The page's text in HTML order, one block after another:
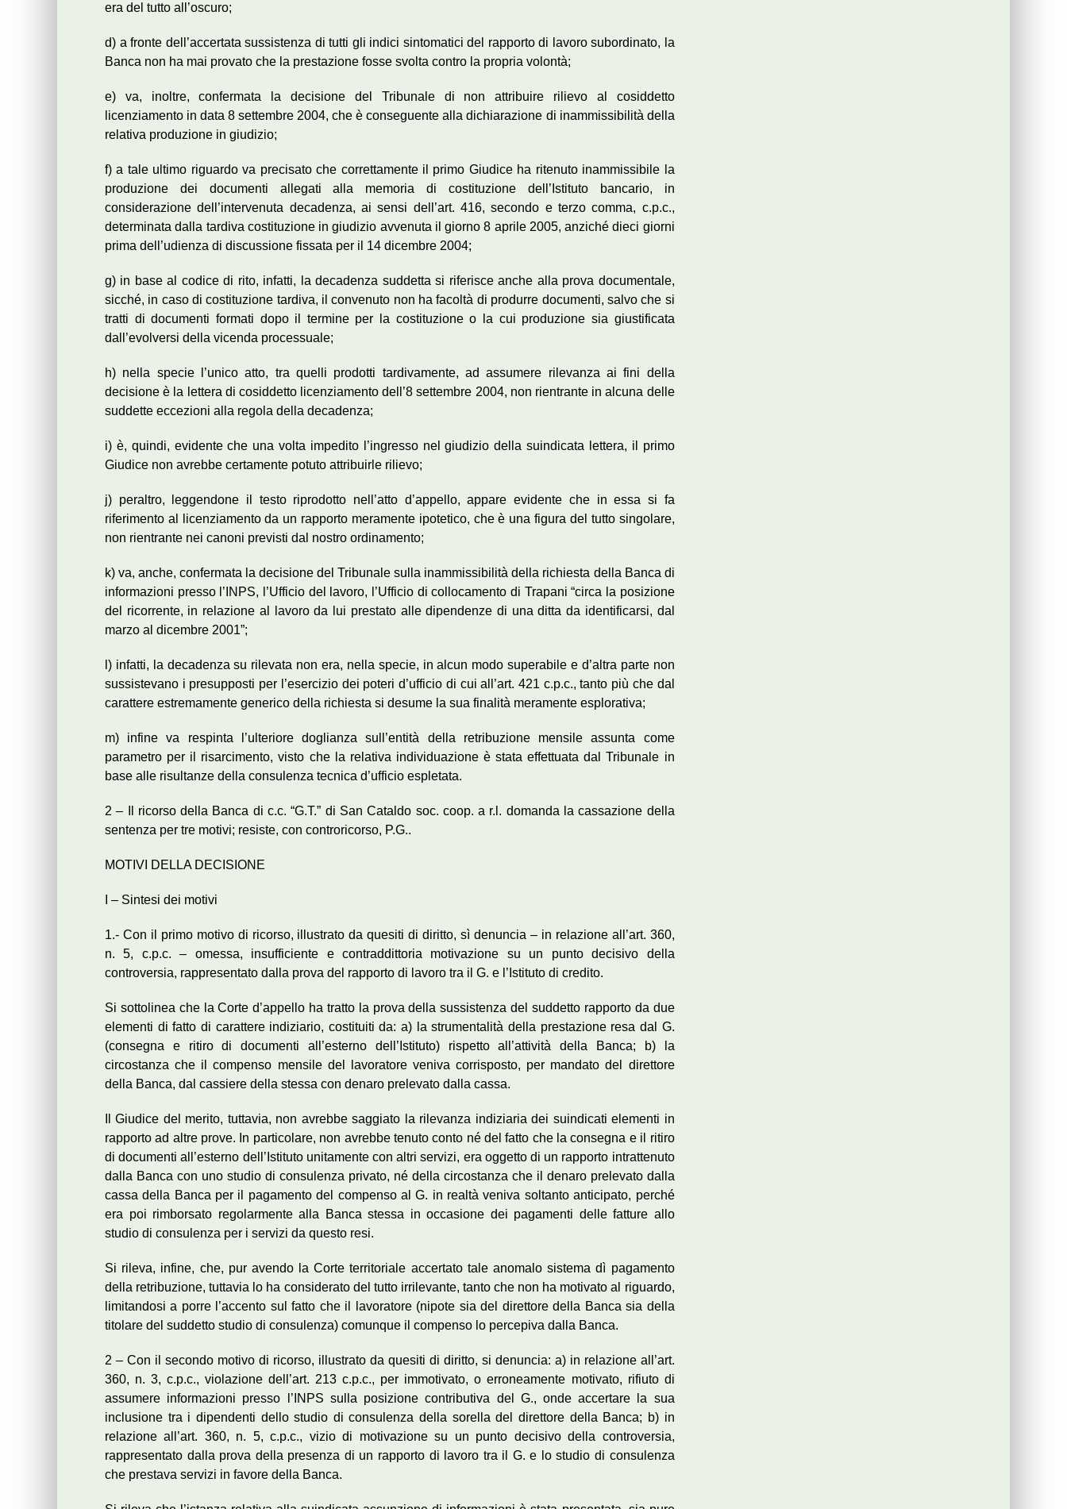
era del tutto all’oscuro;
d) a fronte dell’accertata sussistenza di tutti gli indici sintomatici del rapporto di lavoro subordinato, la
Banca non ha mai provato che la prestazione fosse svolta contro la propria volontà;
e) va, inoltre, confermata la decisione del Tribunale di non attribuire rilievo al cosiddetto
licenziamento in data 8 settembre 2004, che è conseguente alla dichiarazione di inammissibilità della
relativa produzione in giudizio;
f) a tale ultimo riguardo va precisato che correttamente il primo Giudice ha ritenuto inammissibile la
produzione dei documenti allegati alla memoria di costituzione dell’Istituto bancario, in
considerazione dell’intervenuta decadenza, ai sensi dell’art. 416, secondo e terzo comma, c.p.c.,
determinata dalla tardiva costituzione in giudizio avvenuta il giorno 8 aprile 2005, anziché dieci giorni
prima dell’udienza di discussione fissata per il 14 dicembre 2004;
g) in base al codice di rito, infatti, la decadenza suddetta si riferisce anche alla prova documentale,
sicché, in caso di costituzione tardiva, il convenuto non ha facoltà di produrre documenti, salvo che si
tratti di documenti formati dopo il termine per la costituzione o la cui produzione sia giustificata
dall’evolversi della vicenda processuale;
h) nella specie l’unico atto, tra quelli prodotti tardivamente, ad assumere rilevanza ai fini della
decisione è la lettera di cosiddetto licenziamento dell’8 settembre 2004, non rientrante in alcuna delle
suddette eccezioni alla regola della decadenza;
i) è, quindi, evidente che una volta impedito l’ingresso nel giudizio della suindicata lettera, il primo
Giudice non avrebbe certamente potuto attribuirle rilievo;
j) peraltro, leggendone il testo riprodotto nell’atto d’appello, appare evidente che in essa si fa
riferimento al licenziamento da un rapporto meramente ipotetico, che è una figura del tutto singolare,
non rientrante nei canoni previsti dal nostro ordinamento;
k) va, anche, confermata la decisione del Tribunale sulla inammissibilità della richiesta della Banca di
informazioni presso l’INPS, l’Ufficio del lavoro, l’Ufficio di collocamento di Trapani “circa la posizione
del ricorrente, in relazione al lavoro da lui prestato alle dipendenze di una ditta da identificarsi, dal
marzo al dicembre 2001”;
l) infatti, la decadenza su rilevata non era, nella specie, in alcun modo superabile e d’altra parte non
sussistevano i presupposti per l’esercizio dei poteri d’ufficio di cui all’art. 421 c.p.c., tanto più che dal
carattere estremamente generico della richiesta si desume la sua finalità meramente esplorativa;
m) infine va respinta l’ulteriore doglianza sull’entità della retribuzione mensile assunta come
parametro per il risarcimento, visto che la relativa individuazione è stata effettuata dal Tribunale in
base alle risultanze della consulenza tecnica d’ufficio espletata.
2 – Il ricorso della Banca di c.c. “G.T.” di San Cataldo soc. coop. a r.l. domanda la cassazione della
sentenza per tre motivi; resiste, con controricorso, P.G..
MOTIVI DELLA DECISIONE
I – Sintesi dei motivi
1.- Con il primo motivo di ricorso, illustrato da quesiti di diritto, sì denuncia – in relazione all’art. 360,
n. 5, c.p.c. – omessa, insufficiente e contraddittoria motivazione su un punto decisivo della
controversia, rappresentato dalla prova del rapporto di lavoro tra il G. e l’Istituto di credito.
Si sottolinea che la Corte d’appello ha tratto la prova della sussistenza del suddetto rapporto da due
elementi di fatto di carattere indiziario, costituiti da: a) la strumentalità della prestazione resa dal G.
(consegna e ritiro di documenti all’esterno dell’Istituto) rispetto all’attività della Banca; b) la
circostanza che il compenso mensile del lavoratore veniva corrisposto, per mandato del direttore
della Banca, dal cassiere della stessa con denaro prelevato dalla cassa.
Il Giudice del merito, tuttavia, non avrebbe saggiato la rilevanza indiziaria dei suindicati elementi in
rapporto ad altre prove. In particolare, non avrebbe tenuto conto né del fatto che la consegna e il ritiro
di documenti all’esterno dell’Istituto unitamente con altri servizi, era oggetto di un rapporto intrattenuto
dalla Banca con uno studio di consulenza privato, né della circostanza che il denaro prelevato dalla
cassa della Banca per il pagamento del compenso al G. in realtà veniva soltanto anticipato, perché
era poi rimborsato regolarmente alla Banca stessa in occasione dei pagamenti delle fatture allo
studio di consulenza per i servizi da questo resi.
Si rileva, infine, che, pur avendo la Corte territoriale accertato tale anomalo sistema dì pagamento
della retribuzione, tuttavia lo ha considerato del tutto irrilevante, tanto che non ha motivato al riguardo,
limitandosi a porre l’accento sul fatto che il lavoratore (nipote sia del direttore della Banca sia della
titolare del suddetto studio di consulenza) comunque il compenso lo percepiva dalla Banca.
2 – Con il secondo motivo di ricorso, illustrato da quesiti di diritto, si denuncia: a) in relazione all’art.
360, n. 3, c.p.c., violazione dell’art. 213 c.p.c., per immotivato, o erroneamente motivato, rifiuto di
assumere informazioni presso l’INPS sulla posizione contributiva del G., onde accertare la sua
inclusione tra i dipendenti dello studio di consulenza della sorella del direttore della Banca; b) in
relazione all’art. 360, n. 5, c.p.c., vizio di motivazione su un punto decisivo della controversia,
rappresentato dalla prova della presenza di un rapporto di lavoro tra il G. e lo studio di consulenza
che prestava servizi in favore della Banca.